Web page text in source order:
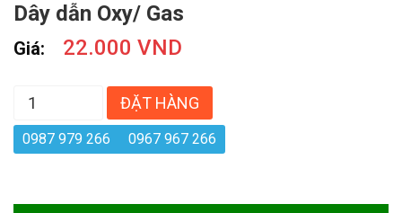
Dây dẫn Oxy/ Gas
Giá: 22.000 VND
ĐẶT HÀNG
0987 979 266 0967 967 266